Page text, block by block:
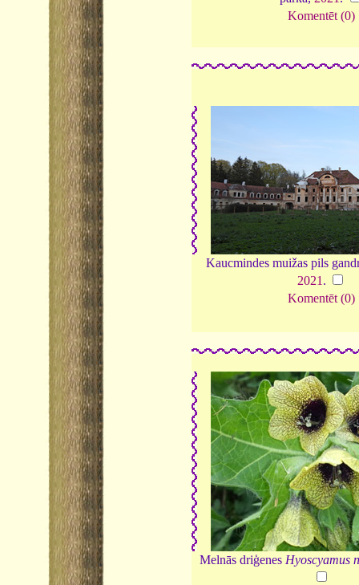
Komentēt (0)
Kaucmindes muižas pils
2021 .
Komentēt (0)
Melnās driģenes Hyoscyamus